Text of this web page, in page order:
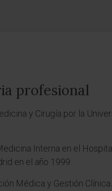
profesional
y Cirugía por la
Interna en el
en el año 1999.
Médica y Gestión